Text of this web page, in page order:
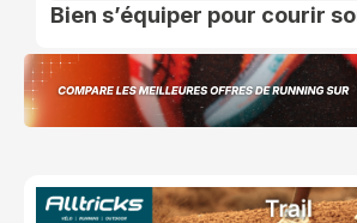
Bien s’équiper pour courir